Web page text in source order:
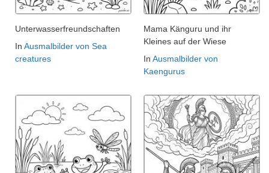
Unterwasserfreundschaften
In Ausmalbilder von Sea
creatures
Mama Känguru und ihr
Kleines auf der Wiese
In Ausmalbilder von
Kaengurus